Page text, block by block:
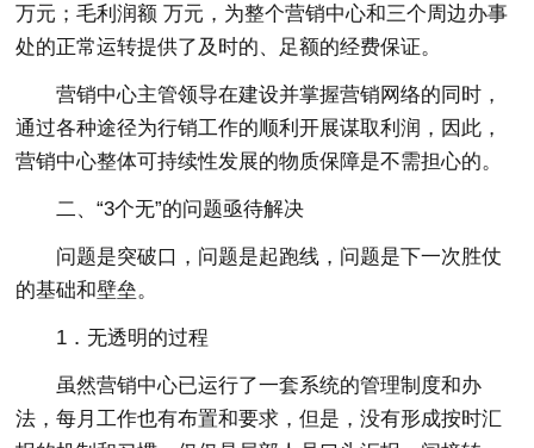
万元；毛利润额 万元，为整个营销中心和三个周边办事
处的正常运转提供了及时的、足额的经费保证。
营销中心主管领导在建设并掌握营销网络的同时，
通过各种途径为行销工作的顺利开展谋取利润，因此，
营销中心整体可持续性发展的物质保障是不需担心的。
二、“3个无”的问题亟待解决
问题是突破口，问题是起跑线，问题是下一次胜仗
的基础和壁垒。
1．无透明的过程
虽然营销中心已运行了一套系统的管理制度和办
法，每月工作也有布置和要求，但是，没有形成按时汇